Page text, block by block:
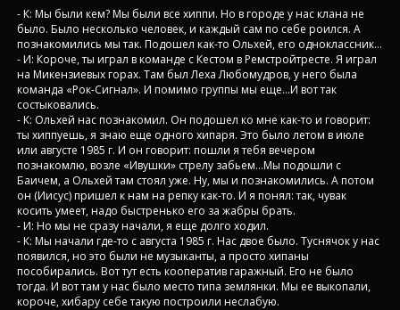
- К: Мы были кем? Мы были все хиппи. Но в городе у нас клана не
было. Было несколько человек, и каждый сам по себе роился. А
познакомились мы так. Подошел как-то Ольхей, его одноклассник…
- И: Короче, ты играл в команде с Кестом в Ремстройтресте. Я играл
на Микензиевых горах. Там был Леха Любомудров, у него была
команда «Рок-Сигнал». И помимо группы мы еще…И вот так
состыковались.
- К: Ольхей нас познакомил. Он подошел ко мне как-то и говорит:
ты хиппуешь, я знаю еще одного хипаря. Это было летом в июле
или августе 1985 г. И он говорит: пошли я тебя вечером
познакомлю, возле «Ивушки» стрелу забьем…Мы подошли с
Баичем, а Ольхей там стоял уже. Ну, мы и познакомились. А потом
он (Иисус) пришел к нам на репку как-то. И я понял: так, чувак
косить умеет, надо быстренько его за жабры брать.
- И: Но мы не сразу начали, я еще долго ходил.
- К: Мы начали где-то с августа 1985 г. Нас двое было. Туснячок у нас
появился, но это были не музыканты, а просто хипаны
пособирались. Вот тут есть кооператив гаражный. Его не было
тогда. И вот там у нас было место типа землянки. Мы ее выкопали,
короче, хибару себе такую построили неслабую.